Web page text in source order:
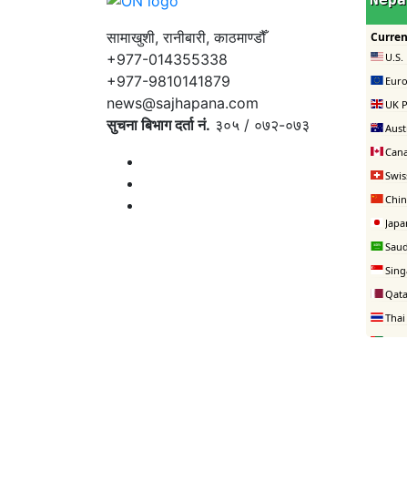
सामाखुशी, रानीबारी, काठमाण्डौँ
+977-014355338
+977-9810141879
news@sajhapana.com
सुचना बिभाग दर्ता नं. ३०५ / ०७२-०७३